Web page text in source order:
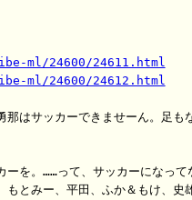
ml/24600/24611.html
ml/24600/24612.html
那はサッカーできませーん。足も
ーを。……って、サッカーになって
もとみー、平田、ふか＆もけ、史